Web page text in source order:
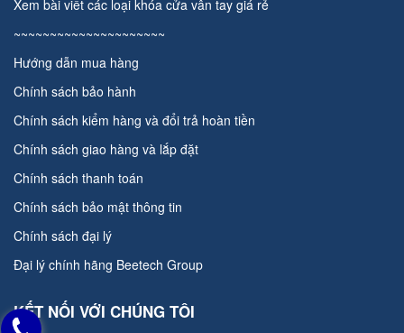
Xem bài viết các loại khóa cửa vân tay giá rẻ
~~~~~~~~~~~~~~~~~~~~~
Hướng dẫn mua hàng
Chính sách bảo hành
Chính sách kiểm hàng và đổi trả hoàn tiền
Chính sách giao hàng và lắp đặt
Chính sách thanh toán
Chính sách bảo mật thông tin
Chính sách đại lý
Đại lý chính hãng Beetech Group
KẾT NỐI VỚI CHÚNG TÔI